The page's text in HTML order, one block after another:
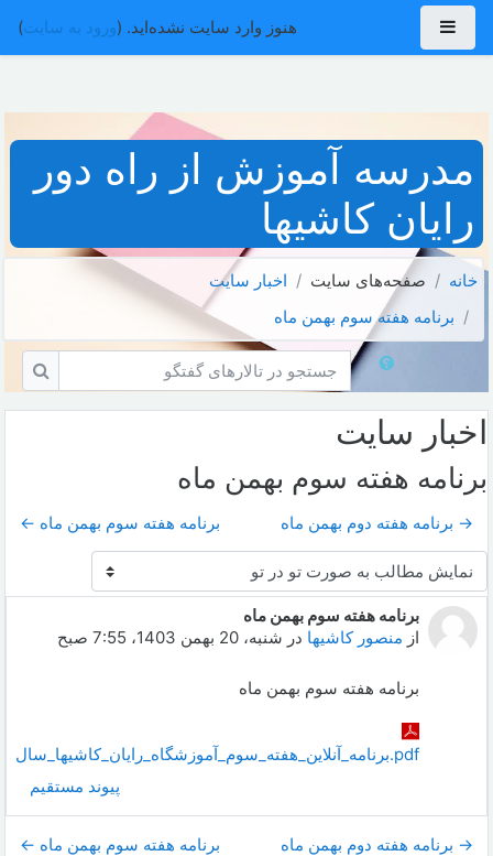
پرش به محتوای اصلی
هنوز وارد سایت نشده‌اید. (ورود به سایت)
مدرسه آموزش از راه دور
رایان کاشیها
خانه صفحه‌های سایت
اخبار سايت
برنامه هفته سوم بهمن ماه
جستجو در تالارهای گفتگو
اخبار سايت
برنامه هفته سوم بهمن ماه
→ برنامه هفته دوم بهمن ماه برنامه هفته سوم بهمن ماه ←
نحوهٔ نمایش
برنامه هفته سوم بهمن ماه
از منصور کاشیها در شنبه، 20 بهمن 1403، 7:55 صبح
Number of replies: 0
برنامه هفته سوم بهمن ماه
‎⁨برنامه_آنلاین_هفته_سوم_آموزشگاه_رایان_کاشیها_سال_تحصیلی_1404_1403⁩.pdf
پیوند مستقیم
→ برنامه هفته دوم بهمن ماه برنامه هفته سوم بهمن ماه ←